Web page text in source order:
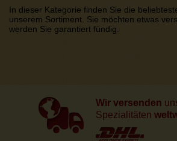
In dieser Kategorie finden Sie die
unserem Sortiment. Sie möchten etwas
werden Sie garantiert fündig.
Wir versenden
Spezialitäten